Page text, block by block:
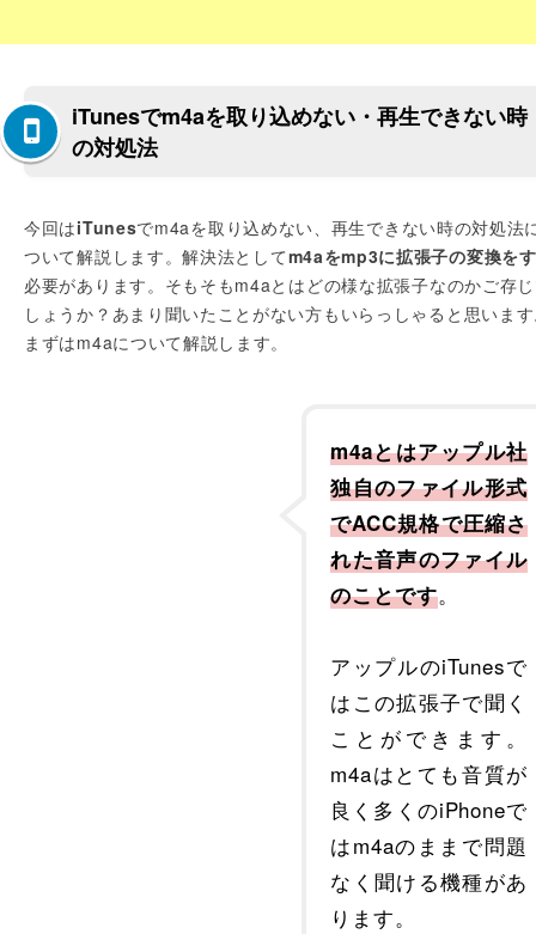
iTunesでm4aを取り込めない・再生できない時
の対処法
今回はiTunesでm4aを取り込めない、再生できない時の対処法
ついて解説します。解決法としてm4aをmp3に拡張子の変換を
必要があります。そもそもm4aとはどの様な拡張子なのかご存
しょうか？あまり聞いたことがない方もいらっしゃると思いま
まずはm4aについて解説します。
m4aとはアップル社
独自のファイル形式
でACC規格で圧縮さ
れた音声のファイル
のことです。
アップルのiTunesで
はこの拡張子で聞く
ことができます。
m4aはとても音質が
良く多くのiPhoneで
はm4aのままで問題
なく聞ける機種があ
ります。